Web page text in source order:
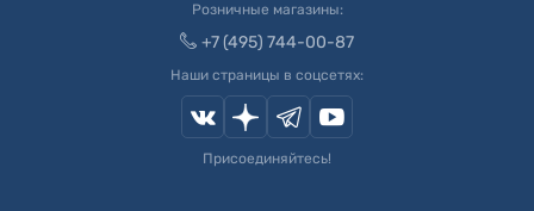
Розничные магазины:
+7 (495) 744-00-87
Наши страницы в соцсетях:
Присоединяйтесь!